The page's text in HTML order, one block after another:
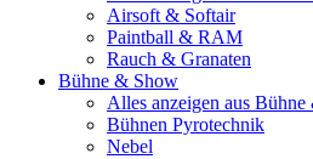
Airsoft & Softair
Paintball & RAM
Rauch & Granaten
Bühne & Show
Alles anzeigen aus
Bühnen Pyrotechnik
Nebel